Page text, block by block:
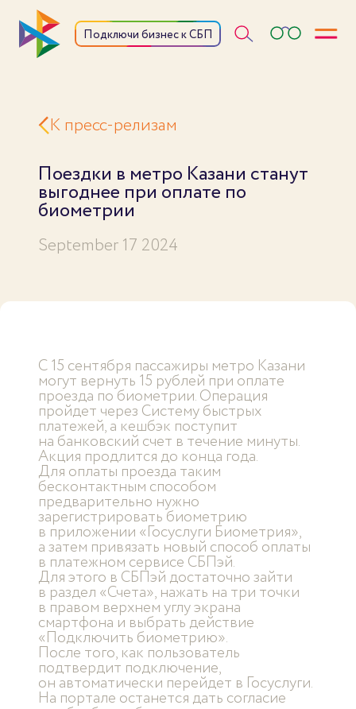
Подключи бизнес к СБП
К пресс-релизам
Поездки в метро Казани станут
выгоднее при оплате по
биометрии
September 17 2024
С 15 сентября пассажиры метро Казани
могут вернуть 15 рублей при оплате
проезда по биометрии. Операция
пройдет через Систему быстрых
платежей, а кешбэк поступит
на банковский счет в течение минуты.
Акция продлится до конца года.
Для оплаты проезда таким
бесконтактным способом
предварительно нужно
зарегистрировать биометрию
в приложении «Госуслуги Биометрия»,
а затем привязать новый способ оплаты
в платежном сервисе СБПэй.
Для этого в СБПэй достаточно зайти
в раздел «Счета», нажать на три точки
в правом верхнем углу экрана
смартфона и выбрать действие
«Подключить биометрию».
После того, как пользователь
подтвердит подключение,
он автоматически перейдет в Госуслуги.
На портале останется дать согласие